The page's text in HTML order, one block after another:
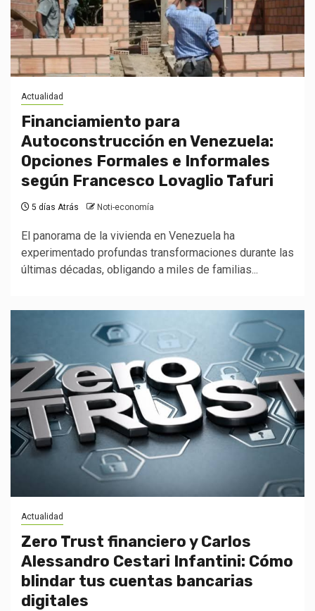
Actualidad
Financiamiento para
Autoconstrucción en Venezuela:
Opciones Formales e Informales
según Francesco Lovaglio Tafuri
5 días Atrás Noti-economía
El panorama de la vivienda en Venezuela ha
experimentado profundas transformaciones durante las
últimas décadas, obligando a miles de familias...
Actualidad
Zero Trust financiero y Carlos
Alessandro Cestari Infantini: Cómo
blindar tus cuentas bancarias
digitales